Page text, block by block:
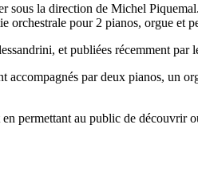
la direction de Michel
orchestrale pour 2 pianos, orgue et
et publiées récemment par
par deux pianos, un
permettant au public de découvrir